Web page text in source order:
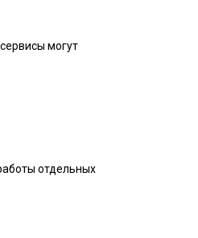
могут
отдельных